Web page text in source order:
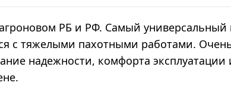
РБ и РФ. Самый
с тяжелыми пахотными работами.
надежности, комфорта